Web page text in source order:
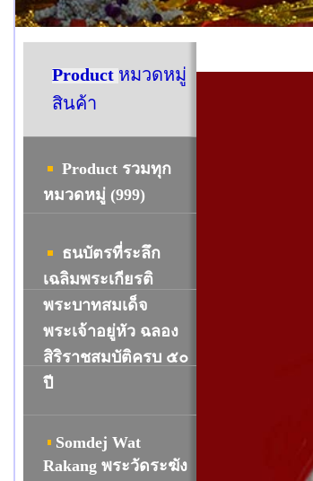
Product หมวดหมู่
สินค้า
Product รวมทุก
หมวดหมู่ (999)
ธนบัตรที่ระลึก
เฉลิมพระเกียรติ
พระบาทสมเด็จ
พระเจ้าอยู่หัว ฉลอง
สิริราชสมบัติครบ ๕๐
ปี
Somdej Wat
Rakang พระวัดระฆัง